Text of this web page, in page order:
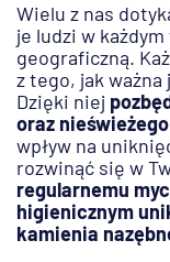
Wielu z nas
je ludzi w
geograficzną.
z tego, jak ważna
Dzięki niej
oraz
wpływ na
rozwinąć się w
regularnemu
higienicznym
kamienia